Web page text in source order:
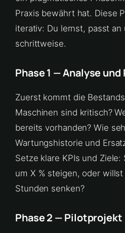
Praxis bewährt hat. Diese
iterativ: Du lernst, passt an
schrittweise.
Phase 1 — Analyse
Zuerst kommt die
Maschinen sind kritisch?
bereits vorhanden? Wie
Wartungshistorie und
Setze klare KPIs und
um X % steigen, oder
Stunden senken?
Phase 2 — Pilotprojekt